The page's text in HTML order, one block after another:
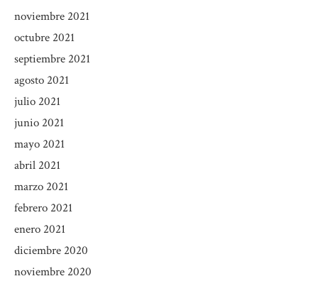
noviembre 2021
octubre 2021
septiembre 2021
agosto 2021
julio 2021
junio 2021
mayo 2021
abril 2021
marzo 2021
febrero 2021
enero 2021
diciembre 2020
noviembre 2020